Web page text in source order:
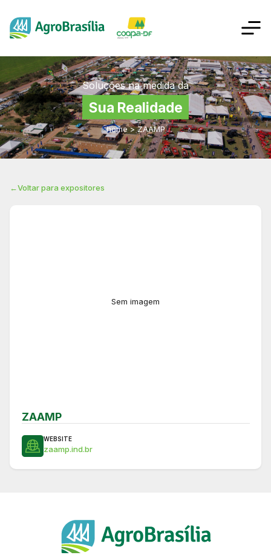
Soluções na medida da
Sua Realidade
home > ZAAMP
←Voltar para expositores
Sem imagem
ZAAMP
WEBSITE
zaamp.ind.br